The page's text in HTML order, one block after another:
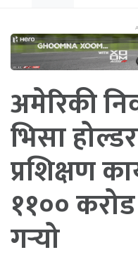
अमेरिकी
भिसा
प्रशिक्षण
११००
गर्‍यो